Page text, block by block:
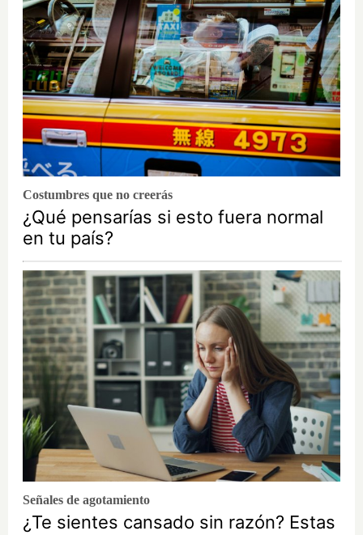
Costumbres que no creerás
¿Qué pensarías si esto fuera normal
en tu país?
Señales de agotamiento
¿Te sientes cansado sin razón? Estas